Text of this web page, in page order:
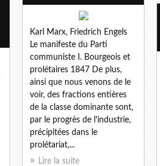
Karl Marx, Friedrich Engels
Le manifeste du Parti
communiste I. Bourgeois et
prolétaires 1847 De plus,
ainsi que nous venons de le
voir, des fractions entières
de la classe dominante sont,
par le progrès de l'industrie,
précipitées dans le
prolétariat,...
Lire la suite